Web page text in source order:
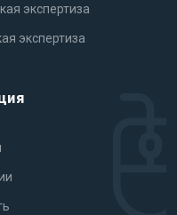
экспертиза
экспертиза